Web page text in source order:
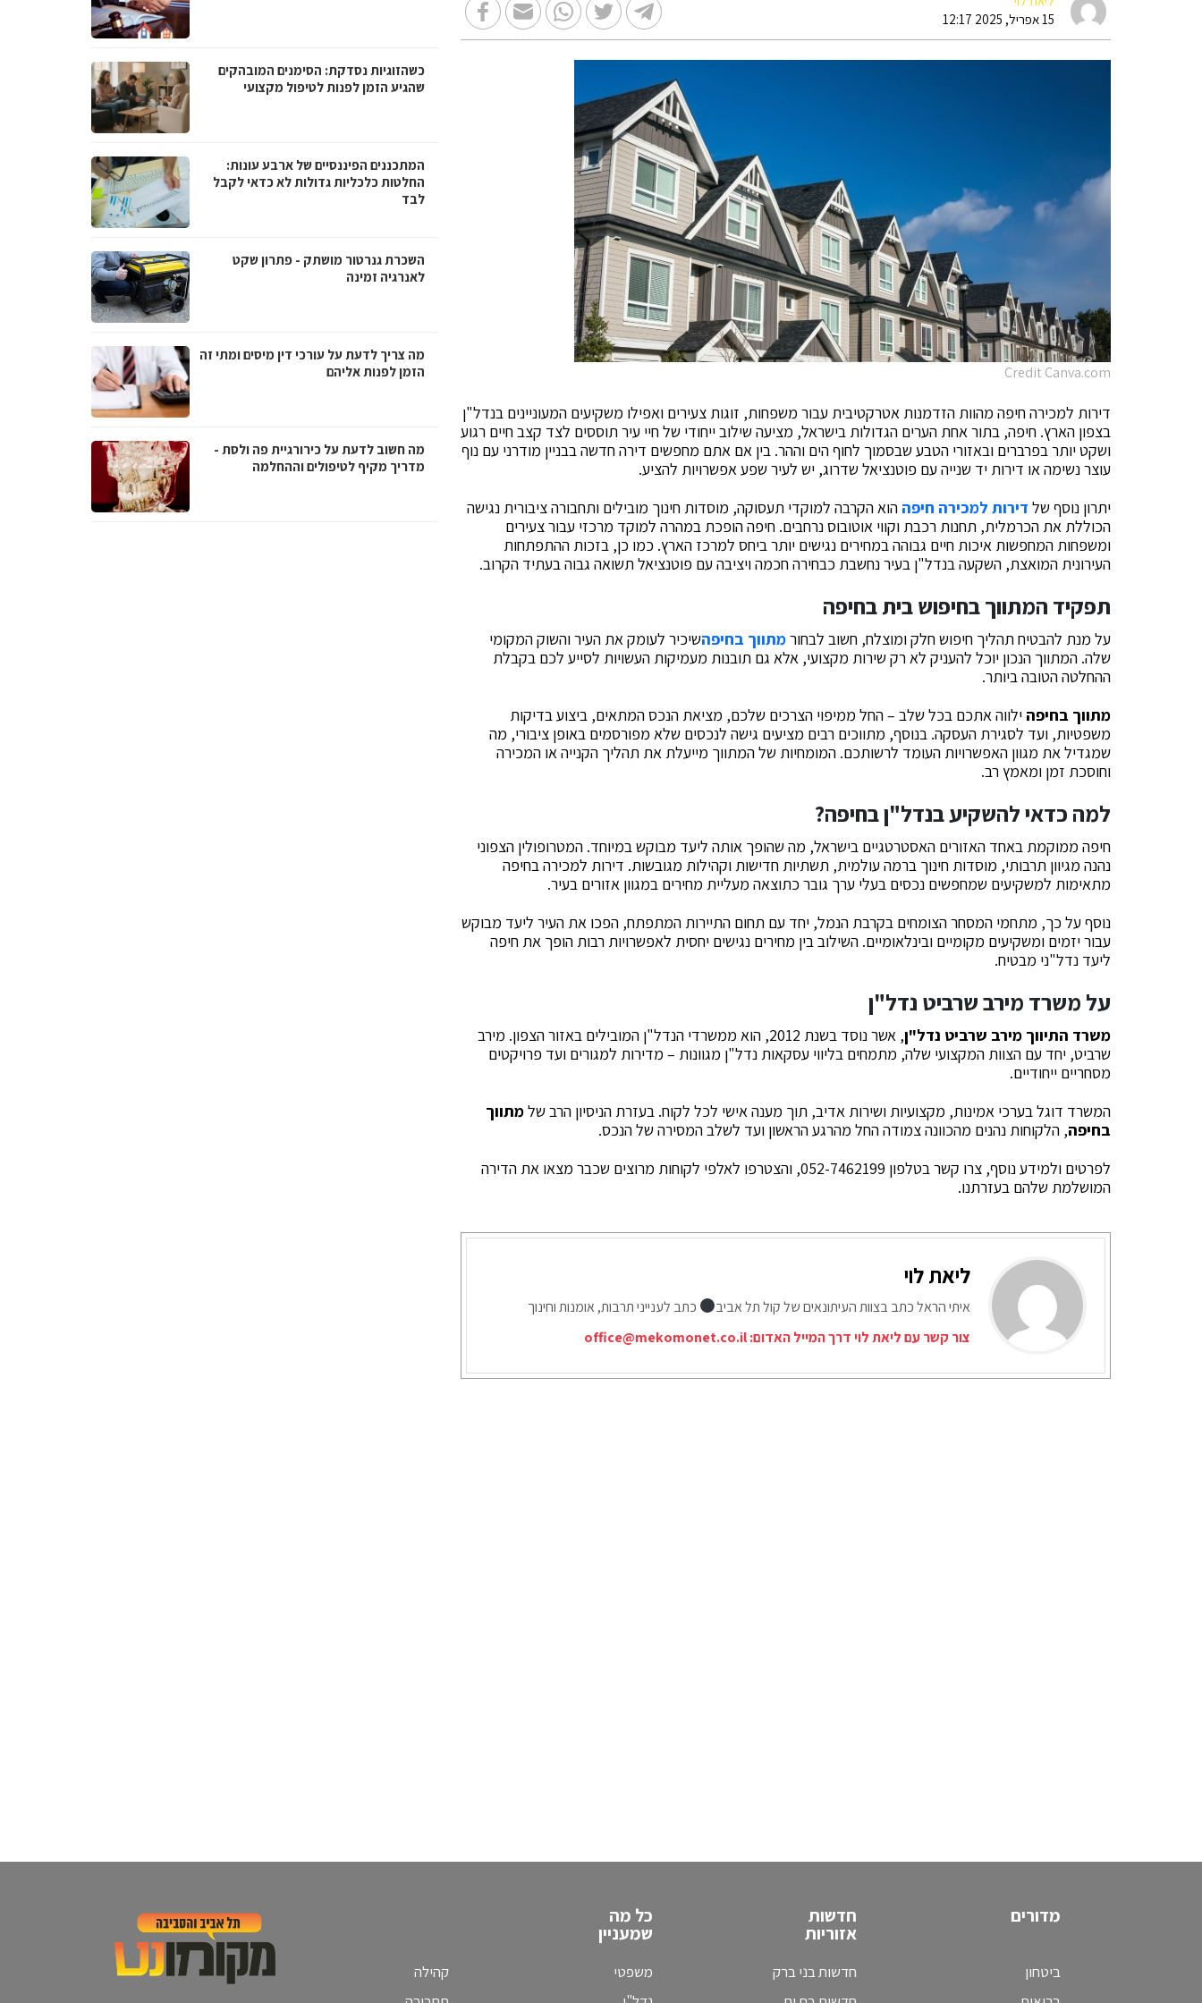
15 אפריל, 2025 12:17
Credit Canva.com
דירות למכירה חיפה מהוות הזדמנות אטרקטיבית עבור משפחות, זוגות צעירים ואפילו משקיעים המעוניינים בנדל"ן
בצפון הארץ. חיפה, בתור אחת הערים הגדולות בישראל, מציעה שילוב ייחודי של חיי עיר תוססים לצד קצב חיים רגוע
ושקט יותר בפרברים ובאזורי הטבע שבסמוך לחוף הים וההר. בין אם אתם מחפשים דירה חדשה בבניין מודרני עם נוף
עוצר נשימה או דירות יד שנייה עם פוטנציאל שדרוג, יש לעיר שפע אפשרויות להציע.
יתרון נוסף של דירות למכירה חיפה הוא הקרבה למוקדי תעסוקה, מוסדות חינוך מובילים ותחבורה ציבורית נגישה
הכוללת את הכרמלית, תחנות רכבת וקווי אוטובוס נרחבים. חיפה הופכת במהרה למוקד מרכזי עבור צעירים
ומשפחות המחפשות איכות חיים גבוהה במחירים נגישים יותר ביחס למרכז הארץ. כמו כן, בזכות ההתפתחות
העירונית המואצת, השקעה בנדל"ן בעיר נחשבת כבחירה חכמה ויציבה עם פוטנציאל תשואה גבוה בעתיד הקרוב.
תפקיד המתווך בחיפוש בית בחיפה
על מנת להבטיח תהליך חיפוש חלק ומוצלח, חשוב לבחורמתווך בחיפהשיכיר לעומק את העיר והשוק המקומי
שלה. המתווך הנכון יוכל להעניק לא רק שירות מקצועי, אלא גם תובנות מעמיקות העשויות לסייע לכם בקבלת
ההחלטה הטובה ביותר.
מתווך בחיפה ילווה אתכם בכל שלב – החל ממיפוי הצרכים שלכם, מציאת הנכס המתאים, ביצוע בדיקות
משפטיות, ועד לסגירת העסקה. בנוסף, מתווכים רבים מציעים גישה לנכסים שלא מפורסמים באופן ציבורי, מה
שמגדיל את מגוון האפשרויות העומד לרשותכם. המומחיות של המתווך מייעלת את תהליך הקנייה או המכירה
וחוסכת זמן ומאמץ רב.
למה כדאי להשקיע בנדל"ן בחיפה?
חיפה ממוקמת באחד האזורים האסטרטגיים בישראל, מה שהופך אותה ליעד מבוקש במיוחד. המטרופולין הצפוני
נהנה מגיוון תרבותי, מוסדות חינוך ברמה עולמית, תשתיות חדישות וקהילות מגובשות. דירות למכירה בחיפה
מתאימות למשקיעים שמחפשים נכסים בעלי ערך גובר כתוצאה מעליית מחירים במגוון אזורים בעיר.
נוסף על כך, מתחמי המסחר הצומחים בקרבת הנמל, יחד עם תחום התיירות המתפתח, הפכו את העיר ליעד מבוקש
עבור יזמים ומשקיעים מקומיים ובינלאומיים. השילוב בין מחירים נגישים יחסית לאפשרויות רבות הופך את חיפה
ליעד נדל"ני מבטיח.
על משרד מירב שרביט נדל"ן
משרד התיווך מירב שרביט נדל"ן
, אשר נוסד בשנת 2012, הוא ממשרדי הנדל"ן המובילים באזור הצפון. מירב
שרביט, יחד עם הצוות המקצועי שלה, מתמחים בליווי עסקאות נדל"ן מגוונות – מדירות למגורים ועד פרויקטים
מסחריים ייחודיים.
המשרד דוגל בערכי אמינות, מקצועיות ושירות אדיב, תוך מענה אישי לכל לקוח. בעזרת הניסיון הרב שלמתווך
בחיפה, הלקוחות נהנים מהכוונה צמודה החל מהרגע הראשון ועד לשלב המסירה של הנכס.
לפרטים ולמידע נוסף, צרו קשר בטלפון 052-7462199, והצטרפו לאלפי לקוחות מרוצים שכבר מצאו את הדירה
המושלמת שלהם בעזרתנו.
ליאת לוי
איתי הראל כתב בצוות העיתונאים של קול תל אביב
כתב לענייני תרבות, אומנות וחינוך
צור קשר עם ליאת לוי דרך המייל האדום:office@mekomonet.co.il
כשהזוגיות נסדקת: הסימנים המובהקים
שהגיע הזמן לפנות לטיפול מקצועי
המתכננים הפיננסיים של ארבע עונות:
החלטות כלכליות גדולות לא כדאי לקבל
לבד
השכרת גנרטור מושתק - פתרון שקט
לאנרגיה זמינה
מה צריך לדעת על עורכי דין מיסים ומתי זה
הזמן לפנות אליהם
מה חשוב לדעת על כירורגיית פה ולסת -
מדריך מקיף לטיפולים וההחלמה
מדורים
ביטחון
חדשות
אזוריות
חדשות בני ברק
כל מה
שמעניין
משפטי
קהילה